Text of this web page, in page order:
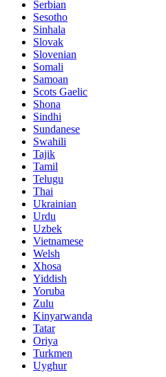
Serbian
Sesotho
Sinhala
Slovak
Slovenian
Somali
Samoan
Scots Gaelic
Shona
Sindhi
Sundanese
Swahili
Tajik
Tamil
Telugu
Thai
Ukrainian
Urdu
Uzbek
Vietnamese
Welsh
Xhosa
Yiddish
Yoruba
Zulu
Kinyarwanda
Tatar
Oriya
Turkmen
Uyghur